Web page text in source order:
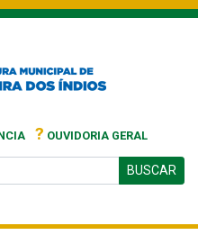
? OUVIDORIA GERAL
BUSCAR